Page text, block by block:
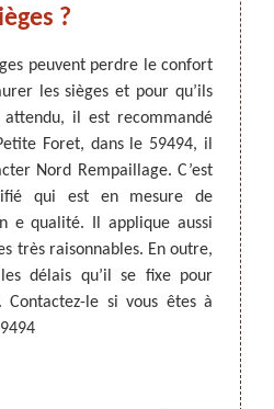
, REMPAILLAGE -
59 NORD
Cannage fauteuil, chaises
?
peuvent perdre le confort
les sièges et pour qu’ils
il est recommandé
Foret, dans le 59494, il
Nord Rempaillage. C’est
qui est en mesure de
e qualité. Il applique aussi
très raisonnables. En outre,
délais qu’il se fixe pour
le si vous êtes à
Si
est
de
devis.